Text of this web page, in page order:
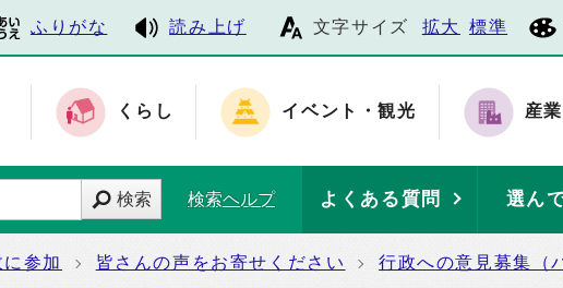
ふりがな 読み上げ 文字サイズ 拡大 標準
くらし イベント・観光 産
検索 検索ヘルプ よくある質問 選ん
参加 皆さんの声をお寄せください
行政への意見募集（